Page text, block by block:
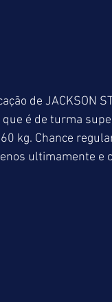
de JACKSON
é de turma
kg. Chance
ultimamente e